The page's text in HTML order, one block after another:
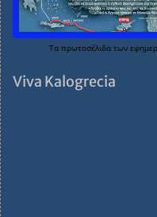
Τα πρωτοσέλιδα των
Viva Kalogrecia